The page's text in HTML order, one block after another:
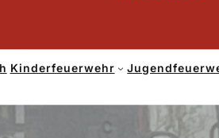
Kinderfeuerwehr